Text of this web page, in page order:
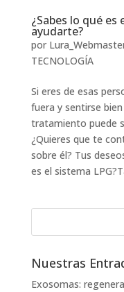
¿Sabes lo qué es
ayudarte?
por
TECNOLOGÍA
Si eres de esas
fuera y sentirse
tratamiento puede
¿Quieres que te
sobre él? Tus
es el sistema
Nuestras
Exosomas: